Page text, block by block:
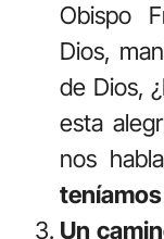
Obispo
Dios,
de Dios,
esta
nos
Un